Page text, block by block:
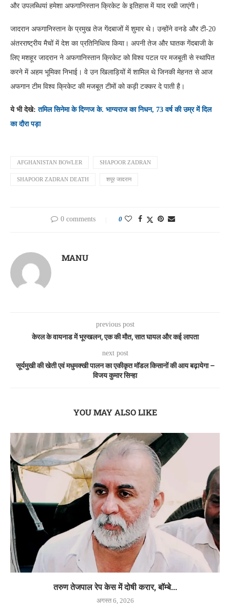
और उपलब्धियां हमेशा अफगानिस्तान क्रिकेट के इतिहास में याद रखी जाएंगी।
जादरान अफगानिस्तान के प्रमुख तेज गेंदबाजों में शुमार थे। उन्होंने वनडे और टी-20
अंतरराष्ट्रीय मैचों में देश का प्रतिनिधित्व किया। अपनी तेज और घातक गेंदबाजी के
लिए मशहूर जादरान ने अफगानिस्तान क्रिकेट को विश्व पटल पर मजबूती से स्थापित
करने में अहम भूमिका निभाई। वे उन खिलाड़ियों में शामिल थे जिनकी मेहनत से आज
अफगान टीम विश्व क्रिकेट की मजबूत टीमों को कड़ी टक्कर दे पाती है।
ये भी देखे:तमिल सिनेमा के दिग्गज के. भाग्यराज का निधन, 73 वर्ष की उम्र में दिल
का दौरा पड़ा
AFGHANISTAN BOWLER SHAPOOR ZADRAN
SHAPOOR ZADRAN DEATH शपूर जादरान
0 comments 0
MANU
previous post
केरल के वायनाड में भूस्खलन, एक की मौत, सात घायल और कई लापता
next post
सूर्यमुखी की खेती एवं मधुमक्खी पालन का एकीकृत मॉडल किसानों की आय बढ़ायेगा –
विजय कुमार सिन्हा
YOU MAY ALSO LIKE
तरुण तेजपाल रेप केस में दोषी करार, बॉम्बे...
अगस्त 6, 2026